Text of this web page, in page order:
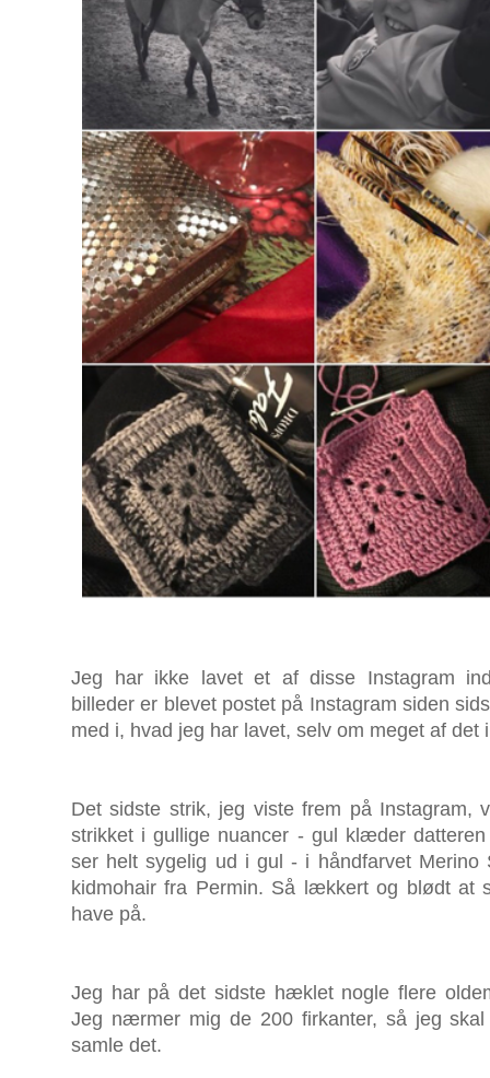
Jeg har ikke lavet et af disse Instagram
billeder er blevet postet på Instagram siden
med i, hvad jeg har lavet, selv om meget af
Det sidste strik, jeg viste frem på Instagram,
strikket i gullige nuancer - gul klæder
ser helt sygelig ud i gul - i håndfarvet Merino
kidmohair fra Permin. Så lækkert og blødt at
have på.
Jeg har på det sidste hæklet nogle flere
Jeg nærmer mig de 200 firkanter, så jeg
samle det.